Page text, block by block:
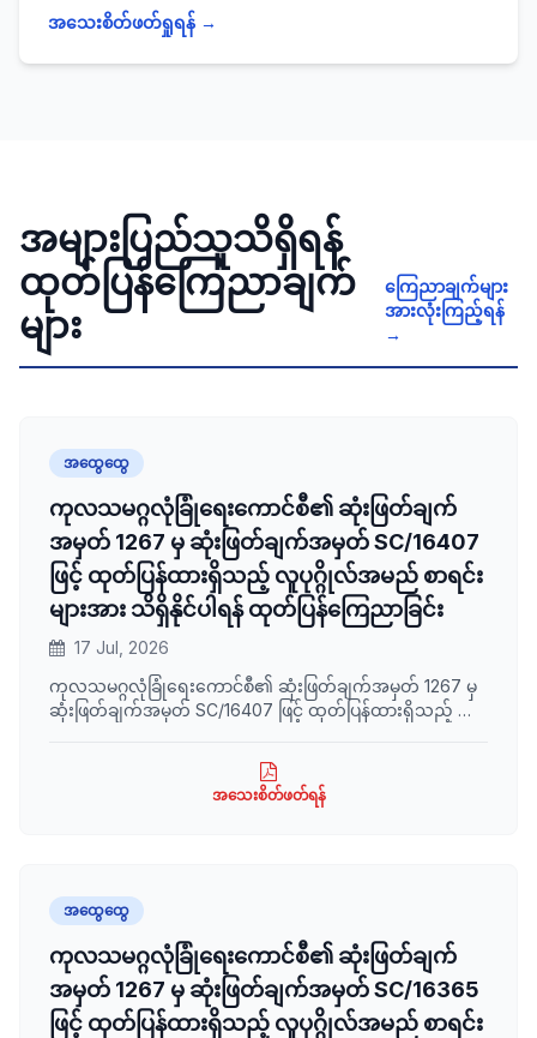
ဆရာဖြစ်သင်တန်း(TOT)အခမ်းအနားသို့
တက်ရောက်
များအတွက် ဥပဒေအသိပညာပြန့်ပွားရေးဆရာဖြစ်
အသေးစိတ်ဖတ်ရှုရန် →
အများပြည်သူသိရှိရန်
ထုတ်ပြန်ကြေညာချက်
များ
ကြေညာချက်များ
အားလုံးကြည့်ရန်
→
အထွေထွေ
ကုလသမဂ္ဂလုံခြုံရေးကောင်စီ၏ ဆုံးဖြတ်ချက်
အမှတ် 1267 မှ ဆုံးဖြတ်ချက်အမှတ် SC/16407
ဖြင့် ထုတ်ပြန်ထားရှိသည့် လူပုဂ္ဂိုလ်အမည် စာရင်း
များအား သိရှိနိုင်ပါရန် ထုတ်ပြန်ကြေညာခြင်း
17 Jul, 2026
ကုလသမဂ္ဂလုံခြုံရေးကောင်စီ၏ ဆုံးဖြတ်ချက်အမှတ် 1267 မှ
ဆုံးဖြတ်ချက်အမှတ် SC/16407 ဖြင့် ထုတ်ပြန်ထားရှိသည့် လူ
အသေးစိတ်ဖတ်ရန်
အထွေထွေ
ကုလသမဂ္ဂလုံခြုံရေးကောင်စီ၏ ဆုံးဖြတ်ချက်
အမှတ် 1267 မှ ဆုံးဖြတ်ချက်အမှတ် SC/16365
ဖြင့် ထုတ်ပြန်ထားရှိသည့် လူပုဂ္ဂိုလ်အမည် စာရင်း